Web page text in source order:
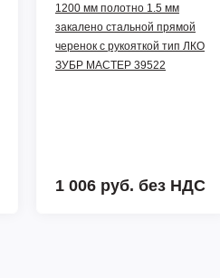
1200 мм полотно 1.5 мм
закалено стальной прямой
черенок с рукояткой тип ЛКО
ЗУБР МАСТЕР 39522
1 006 руб. без НДС